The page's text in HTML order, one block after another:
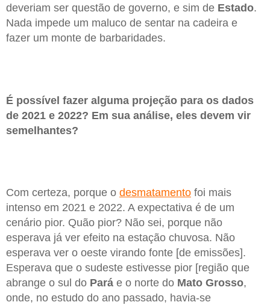
deveriam ser questão de governo, e sim de Estado.
Nada impede um maluco de sentar na cadeira e
fazer um monte de barbaridades.
É possível fazer alguma projeção para os dados
de 2021 e 2022? Em sua análise, eles devem vir
semelhantes?
Com certeza, porque o desmatamento foi mais
intenso em 2021 e 2022. A expectativa é de um
cenário pior. Quão pior? Não sei, porque não
esperava já ver efeito na estação chuvosa. Não
esperava ver o oeste virando fonte [de emissões].
Esperava que o sudeste estivesse pior [região que
abrange o sul do Pará e o norte do Mato Grosso,
onde, no estudo do ano passado, havia-se